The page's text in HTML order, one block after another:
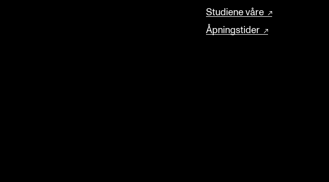
Studiene våre
Åpningstider